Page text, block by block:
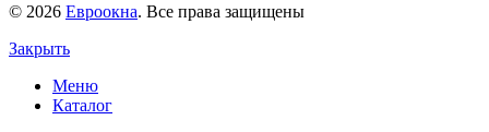
© 2026 Евроокна. Все права защищены
Закрыть
Меню
Каталог